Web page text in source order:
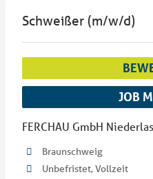
Schweißer (m/w/d)
JOB
FERCHAU GmbH
Braunschweig
Unbefristet, Vollzeit